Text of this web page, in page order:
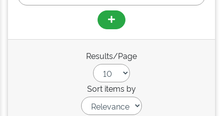
Results/Page
Sort items by